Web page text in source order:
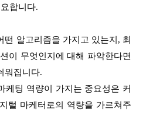
합니다.
떤 알고리즘을 가지고 있는지, 최
이 무엇인지에 대해 파악한다면
워집니다.
케팅 역량이 가지는 중요성은 커
털 마케터로의 역량을 가르쳐주